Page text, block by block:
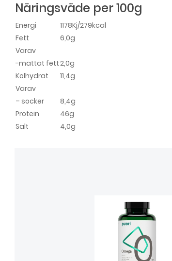
Näringsväde per 100g
Energi
1178Kj/279kcal
Fett
6,0g
Varav
-mättat fett2,0g
Kolhydrat
11,4g
Varav
– socker
8,4g
Protein
46g
Salt
4,0g